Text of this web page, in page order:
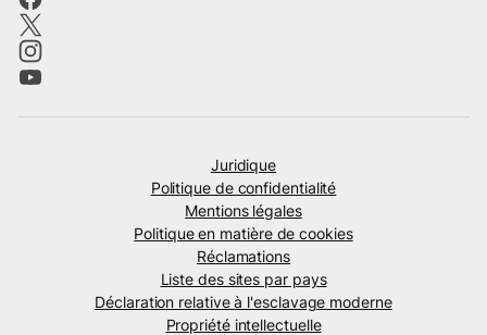
Juridique
Politique de confidentialité
Mentions légales
Politique en matière de cookies
Réclamations
Liste des sites par pays
Déclaration relative à l'esclavage moderne
Propriété intellectuelle